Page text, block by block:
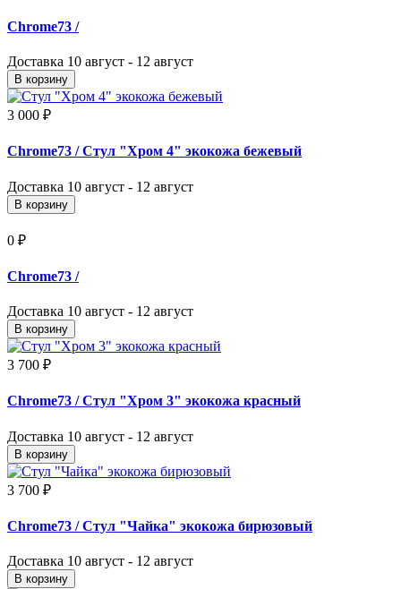
Chrome73 /
Доставка 10 август - 12 август
В корзину
3 000 ₽
Chrome73 / Стул "Хром 4" экокожа бежевый
Доставка 10 август - 12 август
В корзину
0 ₽
Chrome73 /
Доставка 10 август - 12 август
В корзину
3 700 ₽
Chrome73 / Стул "Хром 3" экокожа красный
Доставка 10 август - 12 август
В корзину
3 700 ₽
Chrome73 / Стул "Чайка" экокожа бирюзовый
Доставка 10 август - 12 август
В корзину